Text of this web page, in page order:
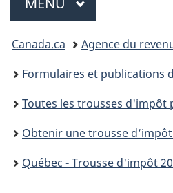
Vous
êtes
ici :
Canada.ca
Agence du
Formulaires et publications
Toutes les trousses d'impôt
Obtenir une trousse d’impôt
Québec - Trousse d'impôt